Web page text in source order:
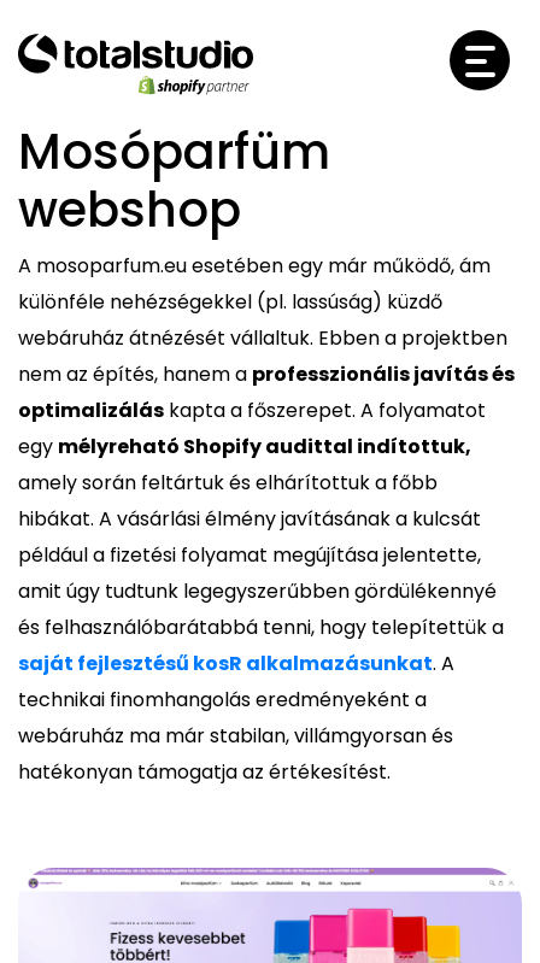
Mosóparfüm
webshop
A mosoparfum.eu esetében egy már működő, ám
különféle nehézségekkel (pl. lassúság) küzdő
webáruház átnézését vállaltuk. Ebben a projektben
nem az építés, hanem a professzionális javítás és
optimalizálás kapta a főszerepet. A folyamatot
egy mélyreható Shopify audittal indítottuk,
amely során feltártuk és elhárítottuk a főbb
hibákat. A vásárlási élmény javításának a kulcsát
például a fizetési folyamat megújítása jelentette,
amit úgy tudtunk legegyszerűbben gördülékennyé
és felhasználóbarátabbá tenni, hogy telepítettük a
saját fejlesztésű kosR alkalmazásunkat. A
technikai finomhangolás eredményeként a
webáruház ma már stabilan, villámgyorsan és
hatékonyan támogatja az értékesítést.